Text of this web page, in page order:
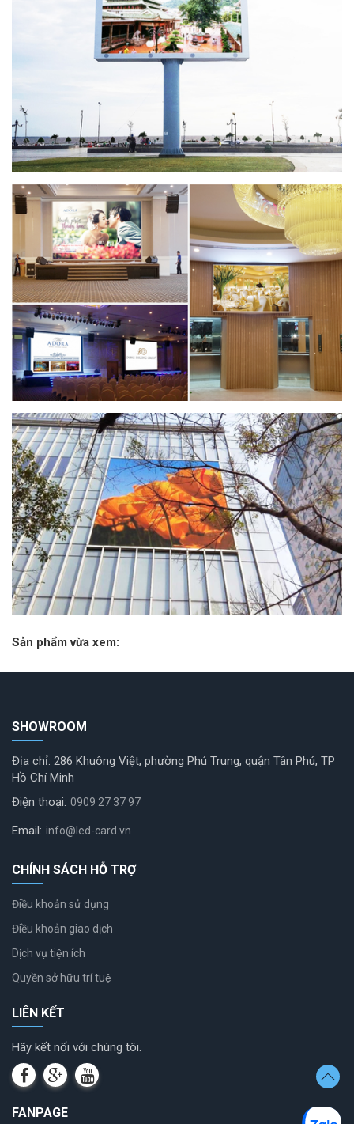
Sản phẩm vừa xem:
SHOWROOM
Địa chỉ: 286 Khuông Việt, phường Phú Trung, quận Tân Phú, TP
Hồ Chí Minh
Điện thoại: 0909 27 37 97
Email: info@led-card.vn
CHÍNH SÁCH HỖ TRỢ
Điều khoản sử dụng
Điều khoản giao dịch
Dịch vụ tiện ích
Quyền sở hữu trí tuệ
LIÊN KẾT
Hãy kết nối với chúng tôi.
FANPAGE